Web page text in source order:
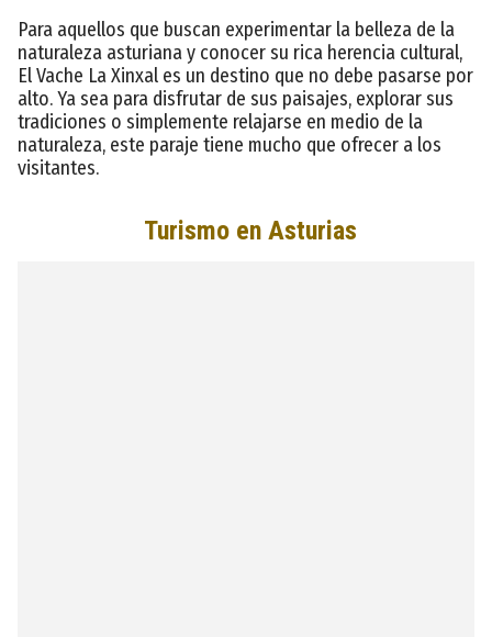
Para aquellos que buscan experimentar la belleza de la
naturaleza asturiana y conocer su rica herencia cultural,
El Vache La Xinxal es un destino que no debe pasarse por
alto. Ya sea para disfrutar de sus paisajes, explorar sus
tradiciones o simplemente relajarse en medio de la
naturaleza, este paraje tiene mucho que ofrecer a los
visitantes.